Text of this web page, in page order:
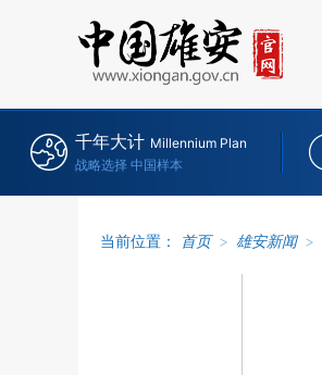
千年大计 Millennium Plan
战略选择 中国样本
当前位置： 首页 > 雄安新闻 >